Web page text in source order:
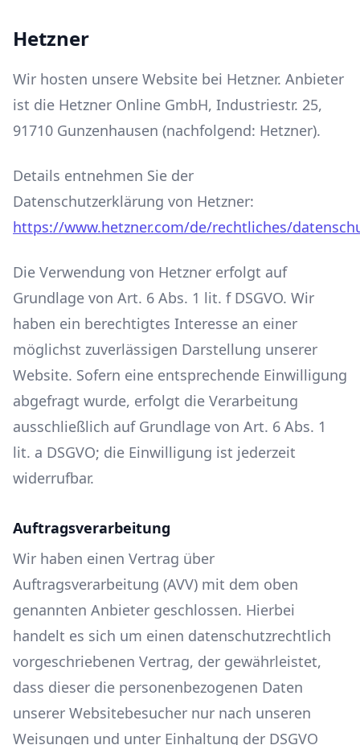
Hetzner
Wir hosten unsere Website bei Hetzner. Anbieter
ist die Hetzner Online GmbH, Industriestr. 25,
91710 Gunzenhausen (nachfolgend: Hetzner).
Details entnehmen Sie der
Datenschutzerklärung von Hetzner:
https://www.hetzner.com/de/rechtliches/
Die Verwendung von Hetzner erfolgt auf
Grundlage von Art. 6 Abs. 1 lit. f DSGVO. Wir
haben ein berechtigtes Interesse an einer
möglichst zuverlässigen Darstellung unserer
Website. Sofern eine entsprechende Einwilligung
abgefragt wurde, erfolgt die Verarbeitung
ausschließlich auf Grundlage von Art. 6 Abs. 1
lit. a DSGVO; die Einwilligung ist jederzeit
widerrufbar.
Auftragsverarbeitung
Wir haben einen Vertrag über
Auftragsverarbeitung (AVV) mit dem oben
genannten Anbieter geschlossen. Hierbei
handelt es sich um einen datenschutzrechtlich
vorgeschriebenen Vertrag, der gewährleistet,
dass dieser die personenbezogenen Daten
unserer Websitebesucher nur nach unseren
Weisungen und unter Einhaltung der DSGVO